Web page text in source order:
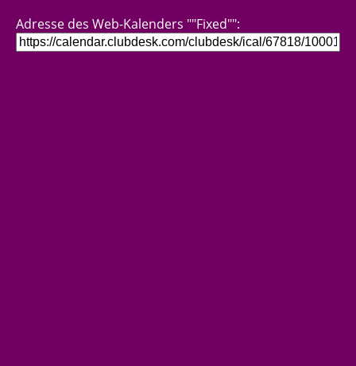
Adresse des Web-Kalenders ""Fixed"":